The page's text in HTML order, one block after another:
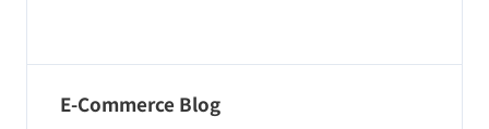
E-Commerce Blog